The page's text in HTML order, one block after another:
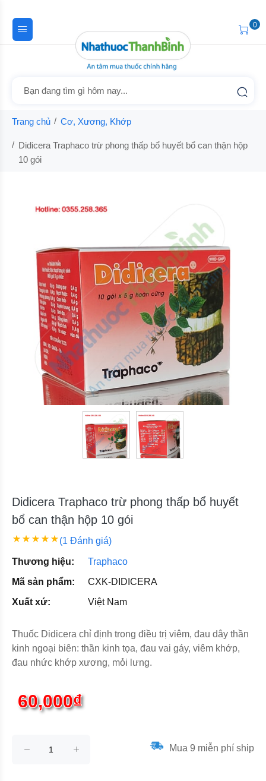
0
Trang chủ Cơ, Xương, Khớp
Didicera Traphaco trừ phong thấp bổ huyết bổ can thận hộp
10 gói
Didicera Traphaco trừ phong thấp bổ huyết
bổ can thận hộp 10 gói
(1 Đánh giá)
Thương hiệu:
Traphaco
Mã sản phẩm:
CXK-DIDICERA
Xuất xứ:
Việt Nam
Thuốc Didicera chỉ định trong điều trị viêm, đau dây thần
kinh ngoại biên: thần kinh tọa, đau vai gáy, viêm khớp,
đau nhức khớp xương, mỏi lưng.
60,000₫
Mua 9 miễn phí ship